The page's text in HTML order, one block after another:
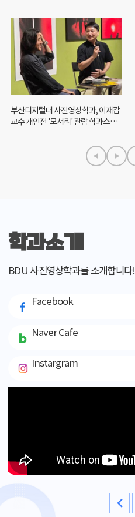
부산디지털대 사진영상학과, 이재갑
교수 개인전 '모서리' 관람 학과스터
학과소개
BDU 사진영상학과를 소개합니다!
Facebook
Naver Cafe
Instargram